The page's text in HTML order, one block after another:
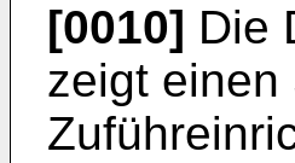
[0010] Die
zeigt einen